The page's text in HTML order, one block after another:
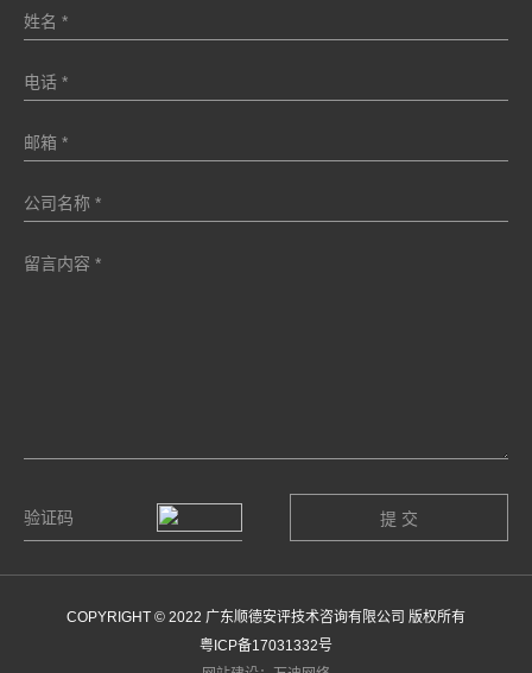
COPYRIGHT © 2022 广东顺德安评技术咨询有限公司 版权所有
粤ICP备17031332号